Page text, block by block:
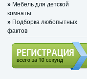
» Мебель для детской
комнаты
» Подборка любопытных
фактов